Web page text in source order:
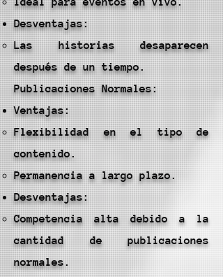
Desventajas:
Las historias desaparecen
después de un tiempo.
Publicaciones Normales:
Ventajas:
Flexibilidad en el tipo de
contenido.
Permanencia a largo plazo.
Desventajas:
Competencia alta debido a la
cantidad de publicaciones
normales.